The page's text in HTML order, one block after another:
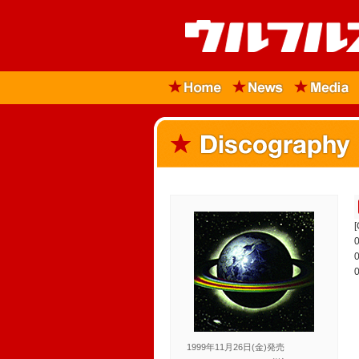
1999年11月26日(金)発売